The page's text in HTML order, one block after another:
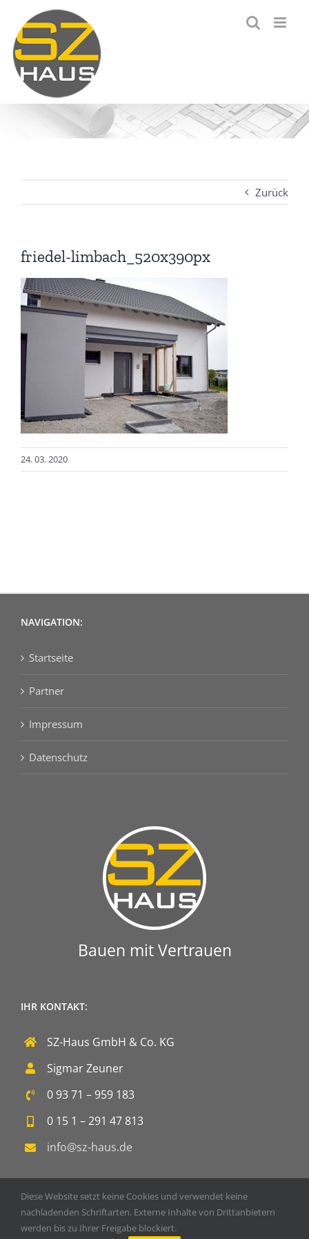
Inhalt
springen
Zurück
friedel-limbach_520x390px
24. 03. 2020
NAVIGATION:
Startseite
Partner
Impressum
Datenschutz
Bauen mit Vertrauen
IHR KONTAKT:
SZ-Haus GmbH & Co. KG
Sigmar Zeuner
0 93 71 – 959 183
0 15 1 – 291 47 813
info@sz-haus.de
Copyright 2020 SZ-Haus GmbH & Co. KG | Powered by
Diese Website setzt keine Cookies und verwendet keine
nachladenden Schriftarten. Externe Inhalte von Drittanbietern
werden bis zu Ihrer Freigabe blockiert.